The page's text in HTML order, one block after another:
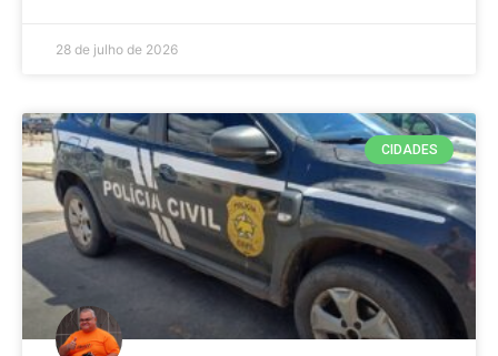
28 de julho de 2026
CIDADES